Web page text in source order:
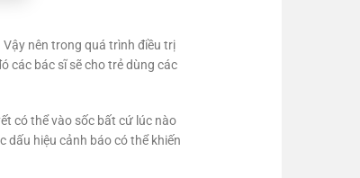
nên trong quá trình điều trị
các bác sĩ sẽ cho trẻ dùng các
có thể vào sốc bất cứ lúc nào
dấu hiệu cảnh báo có thể khiến